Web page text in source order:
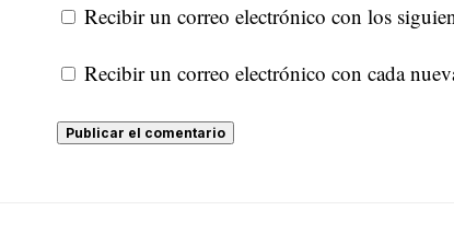
Recibir un correo electrónico con los
Recibir un correo electrónico con cada